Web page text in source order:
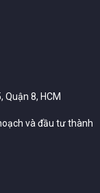
8, HCM
và đầu tư thành